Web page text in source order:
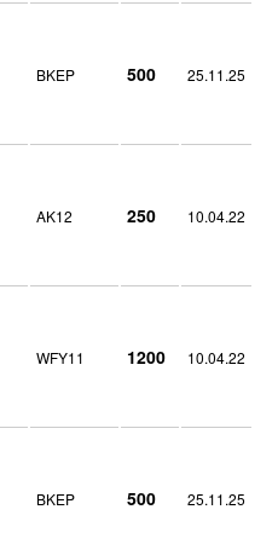
BKEP 500 25.11.25
AK12 250 10.04.22
WFY11 1200 10.04.22
BKEP 500 25.11.25